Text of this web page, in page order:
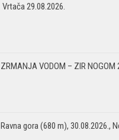
Vrtača 29.08.2026.
ZRMANJA VODOM – ZIR
Ravna gora (680 m), 30.08.2026.,